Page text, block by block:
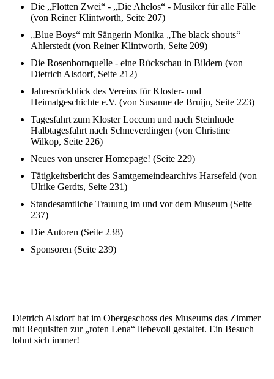
Die „Flotten Zwei“ - „Die Ahelos“ - Musiker für alle Fälle
(von Reiner Klintworth, Seite 207)
„Blue Boys“ mit Sängerin Monika „The black shouts“
Ahlerstedt (von Reiner Klintworth, Seite 209)
Die Rosenbornquelle - eine Rückschau in Bildern (von
Dietrich Alsdorf, Seite 212)
Jahresrückblick des Vereins für Kloster- und
Heimatgeschichte e.V. (von Susanne de Bruijn, Seite 223)
Tagesfahrt zum Kloster Loccum und nach Steinhude
Halbtagesfahrt nach Schneverdingen (von Christine
Wilkop, Seite 226)
Neues von unserer Homepage! (Seite 229)
Tätigkeitsbericht des Samtgemeindearchivs Harsefeld (von
Ulrike Gerdts, Seite 231)
Standesamtliche Trauung im und vor dem Museum (Seite
237)
Die Autoren (Seite 238)
Sponsoren (Seite 239)
Dietrich Alsdorf hat im Obergeschoss des Museums das Zimmer
mit Requisiten zur „roten Lena“ liebevoll gestaltet. Ein Besuch
lohnt sich immer!